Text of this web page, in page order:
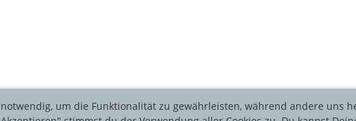
um die Funktionalität zu gewährleisten, während andere uns